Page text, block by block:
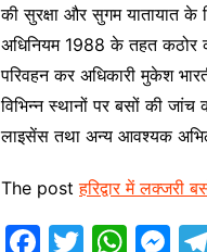
की सुरक्षा और सुगम यातायात
अधिनियम 1988 के तहत कठोर
परिवहन कर अधिकारी मुकेश
विभिन्न स्थानों पर बसों की
लाइसेंस तथा अन्य आवश्यक
The postहरिद्वार में लक्जरी
F
T
W M